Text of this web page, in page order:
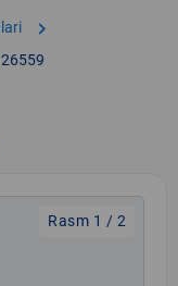
chevron_right
Rasm 1 / 2